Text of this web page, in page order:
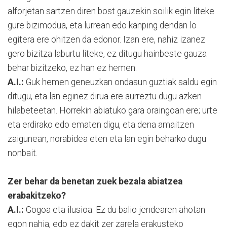
alforjetan sartzen diren bost gauzekin soilik egin liteke
gure bizimodua, eta lurrean edo kanping dendan lo
egitera ere ohitzen da edonor. Izan ere, nahiz izanez
gero bizitza laburtu liteke, ez ditugu hainbeste gauza
behar bizitzeko, ez han ez hemen.
A.I.: Guk hemen geneuzkan ondasun guztiak saldu egin
ditugu, eta lan eginez dirua ere aurreztu dugu azken
hilabeteetan. Horrekin abiatuko gara oraingoan ere; urte
eta erdirako edo ematen digu, eta dena amaitzen
zaigunean, norabidea eten eta lan egin beharko dugu
nonbait.
Zer behar da benetan zuek bezala abiatzea
erabakitzeko?
A.I.: Gogoa eta ilusioa. Ez du balio jendearen ahotan
egon nahia, edo ez dakit zer zarela erakusteko